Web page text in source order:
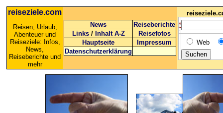
reiseziele.com
Reisen, Urlaub,
Abenteuer und
Reiseziele: Infos,
News,
Reiseberichte und
mehr
News
Reiseberichte
Links / Inhalt A-Z
Reisefotos
Hauptseite
Impressum
Datenschutzerklärung
Web